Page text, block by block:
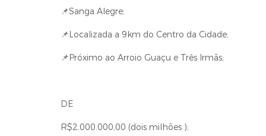
📌Sanga Alegre;
📌Localizada a 9km do Centro da Cidade;
📌Próximo ao Arroio Guaçu e Três Irmãs;
DE
R$2.000.000,00 (dois milhões );